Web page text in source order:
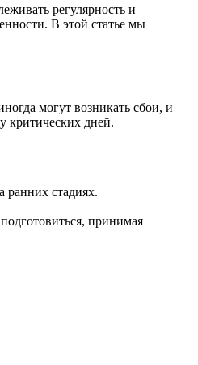
регулярность и
В этой статье мы
могут возникать сбои, и
критических дней.
ранних стадиях.
принимая